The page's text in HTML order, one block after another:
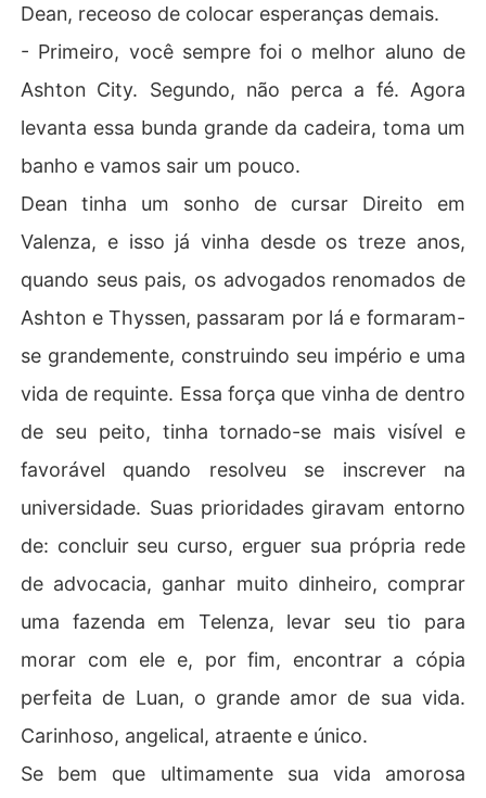
Dean, receoso de colocar esperanças demais.
- Primeiro, você sempre foi o melhor aluno de
Ashton City. Segundo, não perca a fé. Agora
levanta essa bunda grande da cadeira, toma um
banho e vamos sair um pouco.
Dean tinha um sonho de cursar Direito em
Valenza, e isso já vinha desde os treze anos,
quando seus pais, os advogados renomados de
Ashton e Thyssen, passaram por lá e formaram-
se grandemente, construindo seu império e uma
vida de requinte. Essa força que vinha de dentro
de seu peito, tinha tornado-se mais visível e
favorável quando resolveu se inscrever na
universidade. Suas prioridades giravam entorno
de: concluir seu curso, erguer sua própria rede
de advocacia, ganhar muito dinheiro, comprar
uma fazenda em Telenza, levar seu tio para
morar com ele e, por fim, encontrar a cópia
perfeita de Luan, o grande amor de sua vida.
Carinhoso, angelical, atraente e único.
Se bem que ultimamente sua vida amorosa